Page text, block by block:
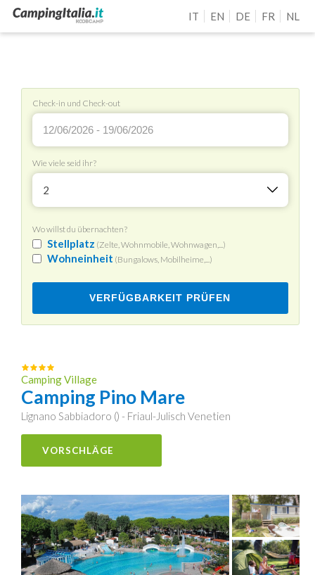
IT EN DE FR NL
Check-in und Check-out
Wie viele seid ihr?
2
Wo willst du übernachten?
Stellplatz (Zelte, Wohnmobile, Wohnwagen,...)
Wohneinheit (Bungalows, Mobilheime,...)
VERFÜGBARKEIT PRÜFEN
Camping Village
Camping Pino Mare
Lignano Sabbiadoro () - Friaul-Julisch Venetien
VORSCHLÄGE